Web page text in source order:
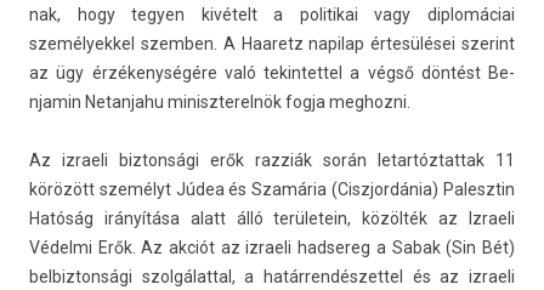
nak, hogy tegy­en kivételt a politikai vagy di­plomáciai
személyek­kel szemb­en. A Haaretz napilap értesülései szerint
az ügy érzékenységére való tekin­tettel a végső döntést Be­
njamin Netan­jahu miniszterel­nök fogja meg­hozni.
Az iz­raeli bi­zton­sági erők razziák során letar­tóztat­tak 11
körözött személyt Júdea és Szamária (Ciszjor­dánia) Palesztin
Hatóság irányítása alatt álló területein, közölték az Iz­raeli
Védelmi Erők. Az akciót az iz­raeli had­sereg a Sabak (Sin Bét)
be­lbiz­tonsági szol­gálatt­al, a határ­rendés­zettel és az iz­raeli